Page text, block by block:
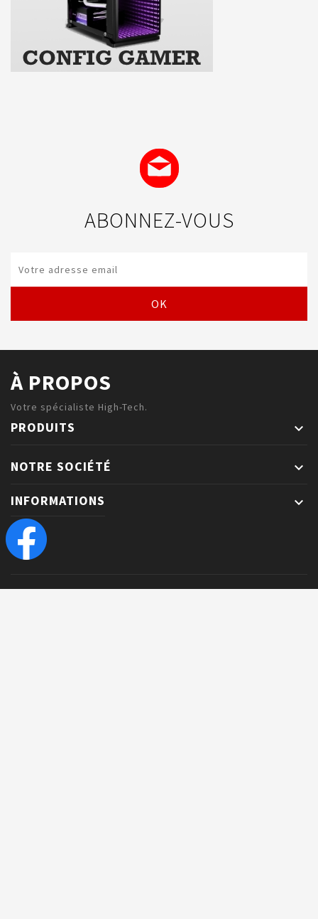
ABONNEZ-VOUS
À PROPOS
Votre spécialiste High-Tech.
PRODUITS 
NOTRE SOCIÉTÉ 
INFORMATIONS 